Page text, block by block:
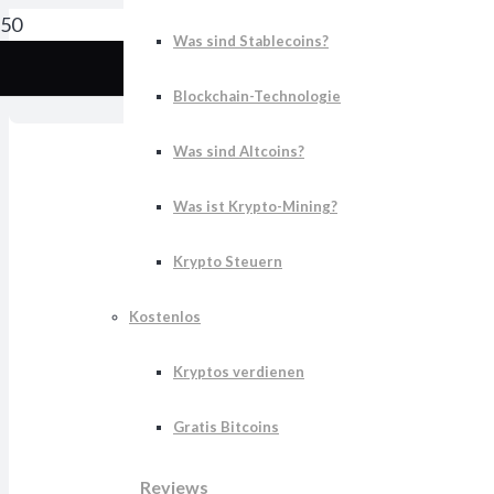
Was sind Stablecoins?
Blockchain-Technologie
Was sind Altcoins?
Was ist Krypto-Mining?
Krypto Steuern
Kostenlos
Kryptos verdienen
Gratis Bitcoins
Reviews